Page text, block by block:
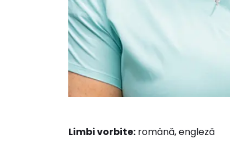
Limbi vorbite: română, engleză